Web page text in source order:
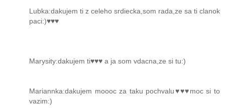
Lubka:dakujem ti z celeho srdiecka,som rada,ze sa ti clanok
paci:)♥♥♥
Marysity:dakujem ti♥♥♥ a ja som vdacna,ze si tu:)
Mariannka:dakujem moooc za taku pochvalu♥♥♥moc si to
vazim:)